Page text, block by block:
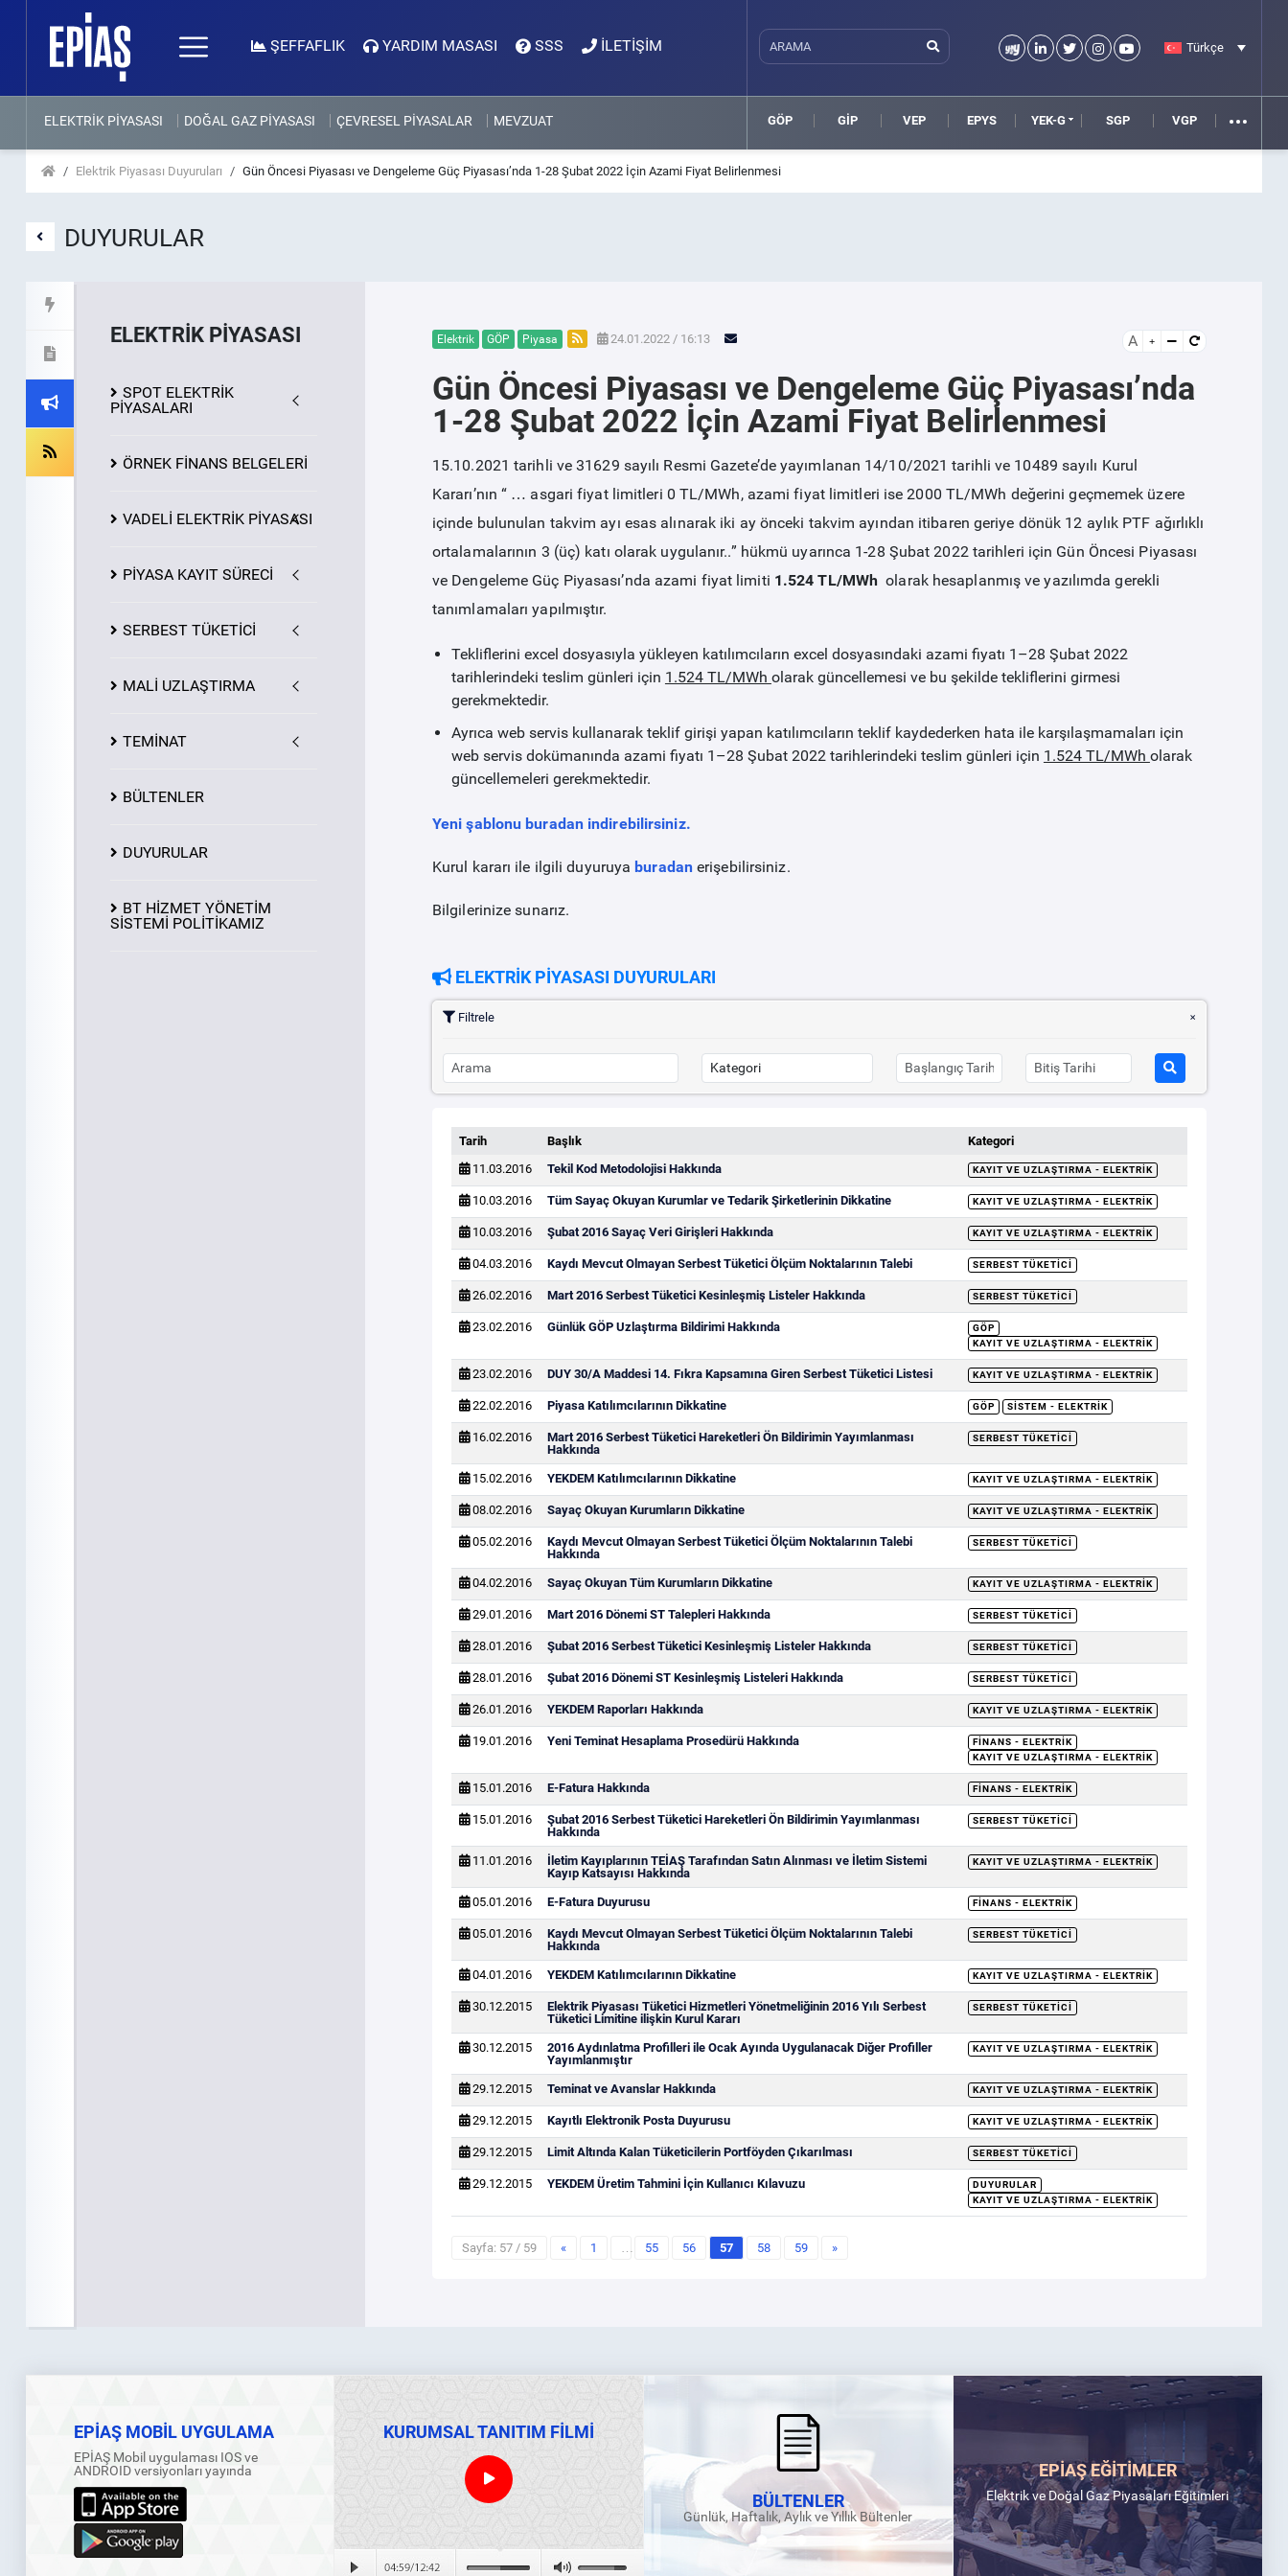
ŞEFFAFLIK YARDIM MASASI SSS İLETİŞİM Türkçe
ELEKTRİK PİYASASI DOĞAL GAZ PİYASASI ÇEVRESEL PİYASALAR MEVZUAT GÖP GİP VEP EPYS YEK-G SGP VGP
Elektrik Piyasası Duyuruları Gün Öncesi Piyasası ve Dengeleme Güç Piyasası’nda 1-28 Şubat 2022 İçin Azami Fiyat Belirlenmesi
DUYURULAR
ELEKTRİK PİYASASI
SPOT ELEKTRİK
PİYASALARI
ÖRNEK FİNANS BELGELERİ
VADELİ ELEKTRİK PİYASASI
PİYASAKAYIT SÜRECİ
SERBEST TÜKETİCİ
MALİ UZLAŞTIRMA
TEMİNAT
BÜLTENLER
DUYURULAR
BT HİZMET YÖNETİM
SİSTEMİ POLİTİKAMIZ
Elektrik GÖP Piyasa 24.01.2022 / 16:13 A
Gün Öncesi Piyasası ve Dengeleme Güç Piyasası’nda
1-28 Şubat 2022 İçin Azami Fiyat Belirlenmesi
15.10.2021 tarihli ve 31629 sayılı Resmi Gazete’de yayımlanan 14/10/2021 tarihli ve 10489 sayılı Kurul
Kararı’nın “ … asgari fiyat limitleri 0 TL/MWh, azami fiyat limitleri ise 2000 TL/MWh değerini geçmemek üzere
içinde bulunulan takvim ayı esas alınarak iki ay önceki takvim ayından itibaren geriye dönük 12 aylık PTF ağırlıklı
ortalamalarının 3 (üç) katı olarak uygulanır..” hükmü uyarınca 1-28 Şubat 2022 tarihleri için Gün Öncesi Piyasası
ve Dengeleme Güç Piyasası’nda azami fiyat limiti 1.524 TL/MWh olarak hesaplanmış ve yazılımda gerekli
tanımlamaları yapılmıştır.
Tekliflerini excel dosyasıyla yükleyen katılımcıların excel dosyasındaki azami fiyatı 1–28 Şubat 2022
tarihlerindeki teslim günleri için 1.524 TL/MWh olarak güncellemesi ve bu şekilde tekliflerini girmesi
gerekmektedir.
Ayrıca web servis kullanarak teklif girişi yapan katılımcıların teklif kaydederken hata ile karşılaşmamaları için
web servis dokümanında azami fiyatı 1–28 Şubat 2022 tarihlerindeki teslim günleri için 1.524 TL/MWh olarak
güncellemeleri gerekmektedir.
Yeni şablonu buradan indirebilirsiniz.
Kurul kararı ile ilgili duyuruyaburadanerişebilirsiniz.
Bilgilerinize sunarız.
ELEKTRİK PİYASASI DUYURULARI
Filtrele
Tarih Başlık
Kategori
11.03.2016
Tekil Kod Metodolojisi Hakkında KAYIT VE UZLAŞTIRMA - ELEKTRIK
10.03.2016 Tüm Sayaç Okuyan Kurumlar ve Tedarik Şirketlerinin Dikkatine KAYIT VE UZLAŞTIRMA - ELEKTRIK
10.03.2016 Şubat 2016 Sayaç Veri Girişleri Hakkında KAYIT VE UZLAŞTIRMA - ELEKTRIK
04.03.2016 Kaydı Mevcut Olmayan Serbest Tüketici Ölçüm Noktalarının Talebi SERBEST TÜKETICI
26.02.2016 Mart 2016 Serbest Tüketici Kesinleşmiş Listeler Hakkında SERBEST TÜKETICI
23.02.2016 Günlük GÖP Uzlaştırma Bildirimi Hakkında
GÖP
KAYIT VE UZLAŞTIRMA - ELEKTRIK
23.02.2016 DUY 30/A Maddesi 14. Fıkra Kapsamına Giren Serbest Tüketici Listesi KAYIT VE UZLAŞTIRMA - ELEKTRIK
22.02.2016 Piyasa Katılımcılarının Dikkatine GÖP SISTEM - ELEKTRIK
16.02.2016
Mart 2016 Serbest Tüketici Hareketleri Ön Bildirimin Yayımlanması
Hakkında
SERBEST TÜKETICI
15.02.2016 YEKDEM Katılımcılarının Dikkatine KAYIT VE UZLAŞTIRMA - ELEKTRIK
08.02.2016 Sayaç Okuyan Kurumların Dikkatine KAYIT VE UZLAŞTIRMA - ELEKTRIK
05.02.2016
Kaydı Mevcut Olmayan Serbest Tüketici Ölçüm Noktalarının Talebi
Hakkında
SERBEST TÜKETICI
04.02.2016 Sayaç Okuyan Tüm Kurumların Dikkatine KAYIT VE UZLAŞTIRMA - ELEKTRIK
29.01.2016 Mart 2016 Dönemi ST Talepleri Hakkında SERBEST TÜKETICI
28.01.2016 Şubat 2016 Serbest Tüketici Kesinleşmiş Listeler Hakkında SERBEST TÜKETICI
28.01.2016 Şubat 2016 Dönemi ST Kesinleşmiş Listeleri Hakkında SERBEST TÜKETICI
26.01.2016 YEKDEM Raporları Hakkında KAYIT VE UZLAŞTIRMA - ELEKTRIK
19.01.2016 Yeni Teminat Hesaplama Prosedürü Hakkında
FINANS - ELEKTRIK
KAYIT VE UZLAŞTIRMA - ELEKTRIK
15.01.2016 E-Fatura Hakkında FINANS - ELEKTRIK
15.01.2016
Şubat 2016 Serbest Tüketici Hareketleri Ön Bildirimin Yayımlanması
Hakkında
SERBEST TÜKETICI
11.01.2016
İletim Kayıplarının TEİAŞ Tarafından Satın Alınması ve İletim Sistemi
Kayıp Katsayısı Hakkında
KAYIT VE UZLAŞTIRMA - ELEKTRIK
05.01.2016 E-Fatura Duyurusu FINANS - ELEKTRIK
05.01.2016
Kaydı Mevcut Olmayan Serbest Tüketici Ölçüm Noktalarının Talebi
Hakkında
SERBEST TÜKETICI
04.01.2016 YEKDEM Katılımcılarının Dikkatine KAYIT VE UZLAŞTIRMA - ELEKTRIK
30.12.2015
Elektrik Piyasası Tüketici Hizmetleri Yönetmeliğinin 2016 Yılı Serbest
Tüketici Limitine ilişkin Kurul Kararı
SERBEST TÜKETICI
30.12.2015
2016 Aydınlatma Profilleri ile Ocak Ayında Uygulanacak Diğer Profiller
Yayımlanmıştır
KAYIT VE UZLAŞTIRMA - ELEKTRIK
29.12.2015 Teminat ve Avanslar Hakkında KAYIT VE UZLAŞTIRMA - ELEKTRIK
29.12.2015 Kayıtlı Elektronik Posta Duyurusu KAYIT VE UZLAŞTIRMA - ELEKTRIK
29.12.2015 Limit Altında Kalan Tüketicilerin Portföyden Çıkarılması SERBEST TÜKETICI
29.12.2015 YEKDEM Üretim Tahmini İçin Kullanıcı Kılavuzu
DUYURULAR
KAYIT VE UZLAŞTIRMA - ELEKTRIK
Sayfa: 57 / 59 « 1 … 55 56 57 58 59 »
EPİAŞ MOBİL UYGULAMA
EPİAŞ Mobil uygulaması IOS ve
ANDROID versiyonları yayında
KURUMSAL TANITIM FİLMİ
BÜLTENLER
Günlük, Haftalık, Aylık ve Yıllık Bültenler
EPİAŞ EĞİTİMLER
Elektrik ve Doğal Gaz Piyasaları Eğitimleri